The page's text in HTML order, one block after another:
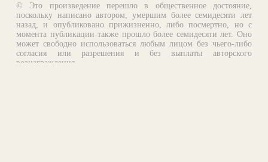
© Это произведение перешло в общественное достояние,
поскольку написано автором, умершим более семидесяти лет
назад, и опубликовано прижизненно, либо посмертно, но с
момента публикации также прошло более семидесяти лет. Оно
может свободно использоваться любым лицом без чьего-либо
согласия или разрешения и без выплаты авторского
вознаграждения.